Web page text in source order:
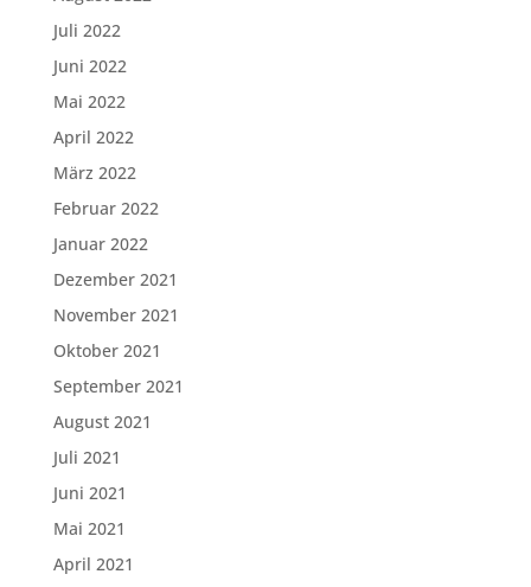
Juli 2022
Juni 2022
Mai 2022
April 2022
März 2022
Februar 2022
Januar 2022
Dezember 2021
November 2021
Oktober 2021
September 2021
August 2021
Juli 2021
Juni 2021
Mai 2021
April 2021